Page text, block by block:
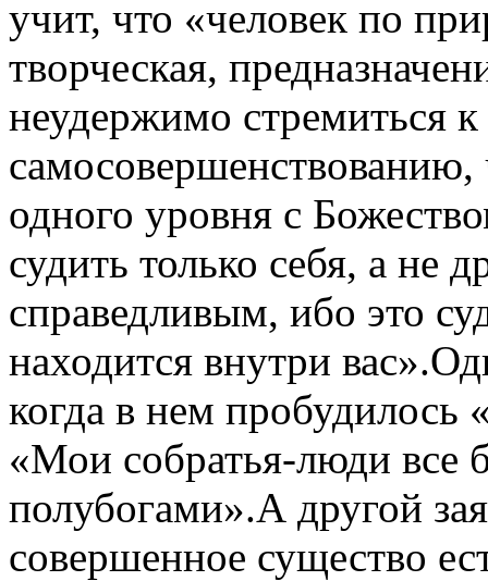
учит, что «человек по
творческая,
неудержимо стремиться
одного уровня с
судить только себя, а не
справедливым, ибо это
находится внутри
когда в нем пробудилось
«Мои собратья-люди все
полубогами».А другой
совершенное существо